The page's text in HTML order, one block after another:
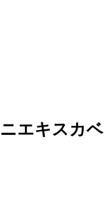
エキスカベ